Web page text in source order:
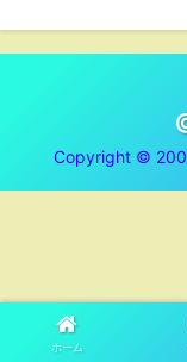
Copyright ©
ホーム